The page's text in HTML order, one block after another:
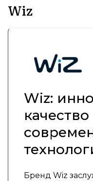
Wiz
Wiz:
Бренд Wiz